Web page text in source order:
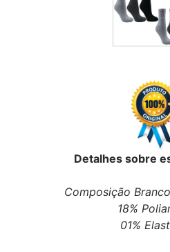
Detalhes sobre
Composição
18%
01%